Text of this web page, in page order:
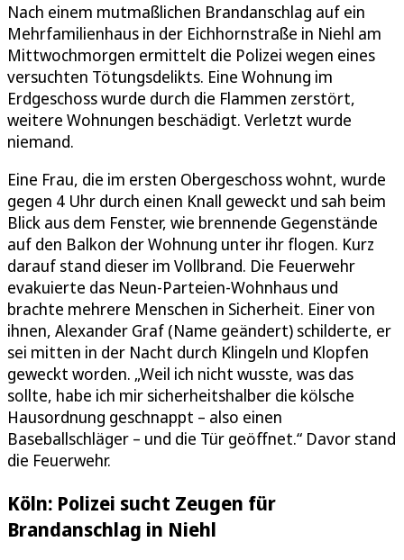
Nach einem mutmaßlichen Brandanschlag auf ein
Mehrfamilienhaus in der Eichhornstraße in Niehl am
Mittwochmorgen ermittelt die Polizei wegen eines
versuchten Tötungsdelikts. Eine Wohnung im
Erdgeschoss wurde durch die Flammen zerstört,
weitere Wohnungen beschädigt. Verletzt wurde
niemand.
Eine Frau, die im ersten Obergeschoss wohnt, wurde
gegen 4 Uhr durch einen Knall geweckt und sah beim
Blick aus dem Fenster, wie brennende Gegenstände
auf den Balkon der Wohnung unter ihr flogen. Kurz
darauf stand dieser im Vollbrand. Die Feuerwehr
evakuierte das Neun-Parteien-Wohnhaus und
brachte mehrere Menschen in Sicherheit. Einer von
ihnen, Alexander Graf (Name geändert) schilderte, er
sei mitten in der Nacht durch Klingeln und Klopfen
geweckt worden. „Weil ich nicht wusste, was das
sollte, habe ich mir sicherheitshalber die kölsche
Hausordnung geschnappt – also einen
Baseballschläger – und die Tür geöffnet.“ Davor stand
die Feuerwehr.
Köln: Polizei sucht Zeugen für
Brandanschlag in Niehl